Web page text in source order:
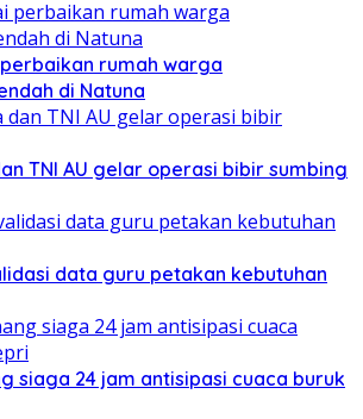
rumah warga
di Natuna
TNI AU gelar operasi bibir sumbing
data guru petakan kebutuhan
siaga 24 jam antisipasi cuaca buruk